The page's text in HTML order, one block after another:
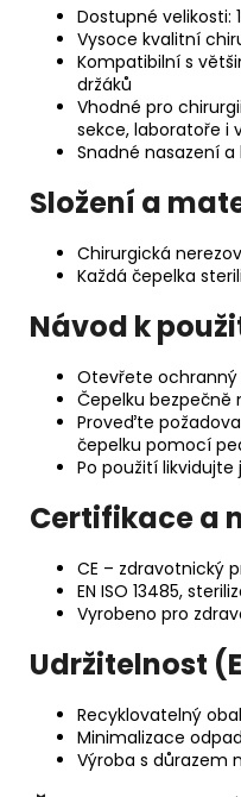
Dostupné velikosti:
Vysoce kvalitní
Kompatibilní s
držáků
Vhodné pro
sekce, laboratoře i
Snadné nasazení
Složení a
Chirurgická
Každá čepelka
Návod k
Otevřete
Čepelku bezpečně
Proveďte
čepelku pomocí
Po použití
Certifikace a
CE – zdravotnický
EN ISO 13485,
Vyrobeno pro
Udržitelnost
Recyklovatelný obal
Minimalizace
Výroba s důrazem